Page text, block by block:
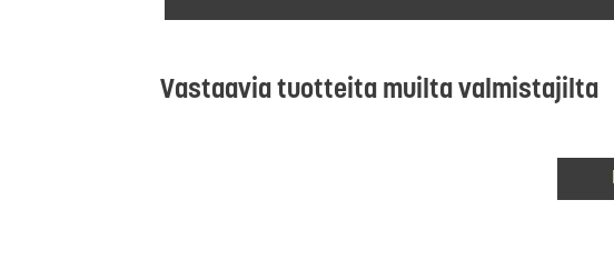
Vastaavia tuotteita muilta valmistajilta